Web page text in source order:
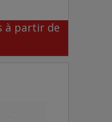
à partir de